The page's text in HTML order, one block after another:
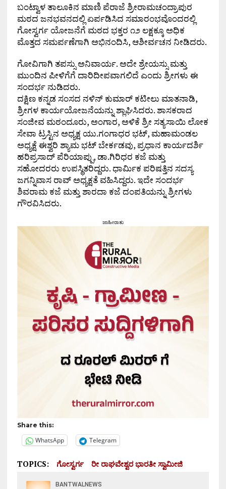
ಬಂಟ್ವಾಳ ತಾಲೂಕಿನ ಮಾಣಿ ಪೆರಾಜೆ ಶ್ರೀರಾಮಚಂದ್ರಾಪುರ
ಮಠದ ಜನಭವನದಲ್ಲಿ ಏರ್ಪಡಿಸಿದ ಸಮಾರಂಭವೊಂದರಲ್ಲಿ
ಗೋಸ್ವರ್ಗ ಯೋಜನೆಗೆ ಮಠದ ಭಕ್ತರ ೧೨ ಲಕ್ಷಕ್ಕೂ ಅಧಿಕ
ಮೊತ್ತದ ಸಮರ್ಪಣೆಗಾಗಿ ಅಭಿನಂದಿಸಿ, ಆಶೀರ್ವಚನ ನೀಡಿದರು.
ಗೋವಿಗಾಗಿ ತಪಸ್ಸು ಅನಿವಾರ್ಯ. ಅದೇ ಶ್ರೇಯಸ್ಸು ಮತ್ತು
ಮುಂದಿನ ಪೀಳಿಗೆಗೆ ದಾರಿದೀಪವಾಗಲಿದೆ ಎಂದು ಶ್ರೀಗಳು ಈ
ಸಂದರ್ಭ ನುಡಿದರು.
ದಕ್ಷಿಣ ಕನ್ನಡ ಸಂಸದ ನಳಿನ್ ಕುಮಾರ್ ಕಟೀಲು ಮಾತನಾಡಿ,
ಶ್ರೀಗಳ ಕಾರ್ಯಯೋಜನೆಯನ್ನು ಶ್ಲಾಘಿಸಿದರು. ಶಾಸಕರಾದ
ಸಂಜೀವ ಮಠಂದೂರು, ಅಂಗಾರ, ಅಳಿಕೆ ಶ್ರೀ ಸತ್ಯಸಾಯಿ ಲೋಕ
ಸೇವಾ ಟ್ರಸ್ಟಿನ ಅಧ್ಯಕ್ಷ ಯು.ಗಂಗಾಧರ ಭಟ್, ಮಹಾಮಂಡಲ
ಅಧ್ಯಕ್ಷೆ ಈಶ್ವರಿ ಶ್ಯಾಮ ಭಟ್ ಬೇರ್ಕಡವು, ಪ್ರಧಾನ ಕಾರ್ಯದರ್ಶಿ
ಹರಿಪ್ರಸಾದ್ ಪೆರಿಯಾಪ್ಪು, ಡಾ.ಗಿರಿಧರ ಕಜೆ ಮತ್ತು
ಸಹೋದರರು ಉಪಸ್ಥಿತರಿದ್ದರು. ಧಾರ್ಮಿಕ ಪರಿಷತ್ತಿನ ಸದಸ್ಯ
ಜಗನ್ನಿವಾಸ ರಾವ್ ಅಧ್ಯಕ್ಷತೆ ವಹಿಸಿದ್ದರು. ಇದೇ ಸಂದರ್ಭ
ಶಿವರಾಮ ಕಜೆ ಮತ್ತು ಶಾರದಾ ಕಜೆ ದಂಪತಿಯನ್ನು ಶ್ರೀಗಳು
ಗೌರವಿಸಿದರು.
ಜಾಹೀರಾತು
Share this:
WhatsApp Telegram
TOPICS: ಗೋಸ್ವರ್ಗ ರೀ ರಾಘವೇಶ್ವರ ಭಾರತೀ ಸ್ವಾಮೀಜಿ